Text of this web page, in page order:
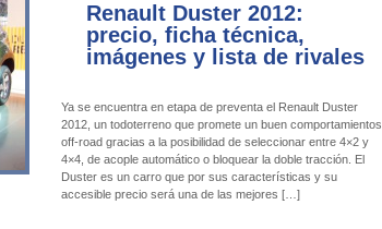
Renault Duster 2012:
precio, ficha técnica,
imágenes y lista de rivales
Ya se encuentra en etapa de preventa el Renault Duster
2012, un todoterreno que promete un buen comportamientos
off-road gracias a la posibilidad de seleccionar entre 4×2 y
4×4, de acople automático o bloquear la doble tracción. El
Duster es un carro que por sus características y su
accesible precio será una de las mejores […]